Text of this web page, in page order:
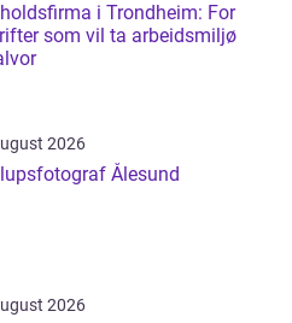
i Trondheim: For
som vil ta arbeidsmiljø
2026
Ålesund
2026